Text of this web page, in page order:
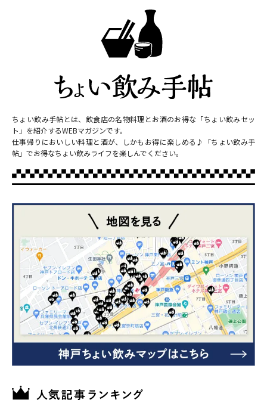
ちょい飲み手帖とは、飲食店の名物料理とお酒のお得な「ちょい飲みセッ
ト」を紹介するWEBマガジンです。
仕事帰りにおいしい料理と酒が、しかもお得に楽しめる♪「ちょい飲み手
帖」でお得なちょい飲みライフを楽しんでください。